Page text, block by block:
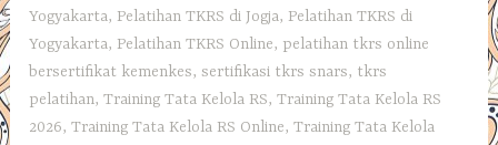
Yogyakarta, Pelatihan TKRS di Jogja, Pelatihan TKRS di
Yogyakarta, Pelatihan TKRS Online, pelatihan tkrs online
bersertifikat kemenkes,sertifikasi tkrs snars, tkrs
pelatihan,Training Tata Kelola RS,Training Tata Kelola RS
2026,Training Tata Kelola RS Online,Training Tata Kelola